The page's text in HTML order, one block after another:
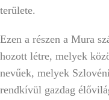
területe.
Ezen a részen a Mura
hozott létre, melyek
nevűek, melyek
rendkívül gazdag